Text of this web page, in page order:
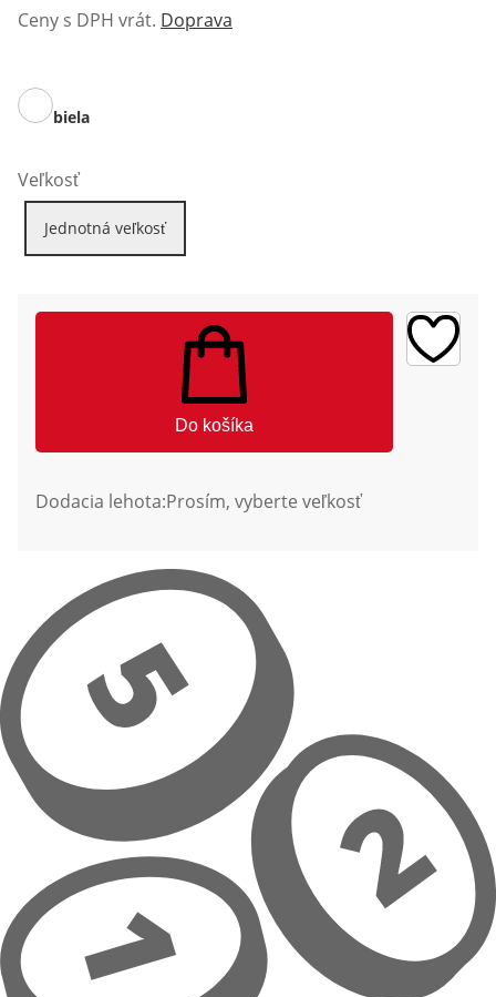
Ceny s DPH vrát. Doprava
biela
Veľkosť
Jednotná veľkosť
Do košíka
Dodacia lehota:Prosím, vyberte veľkosť